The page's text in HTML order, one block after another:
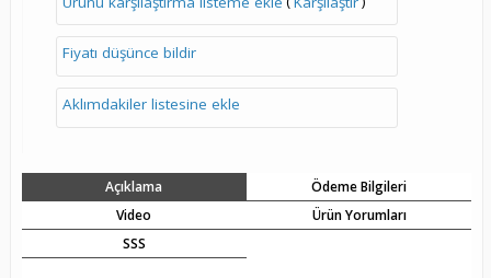
Fiyatı düşünce bildir
Aklımdakiler listesine ekle
Açıklama
Ödeme Bilgileri
Video
Ürün Yorumları
SSS